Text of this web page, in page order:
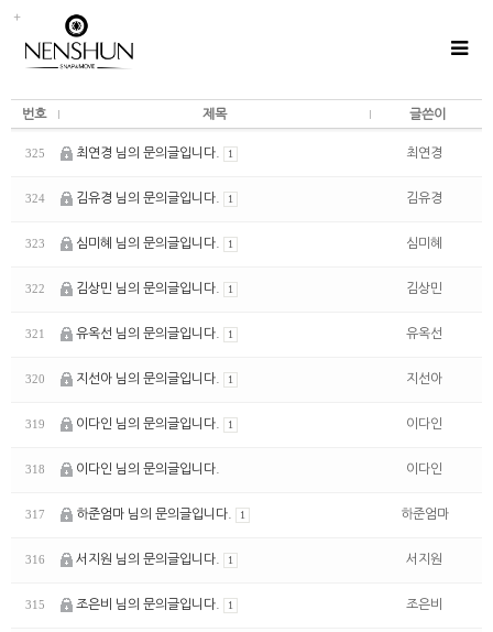
번호 제목 글쓴이
325 최연경 님의 문의글입니다. 1 최연경
324 김유경 님의 문의글입니다. 1 김유경
323 심미혜 님의 문의글입니다. 1 심미혜
322 김상민 님의 문의글입니다. 1 김상민
321 유옥선 님의 문의글입니다. 1 유옥선
320 지선아 님의 문의글입니다. 1 지선아
319 이다인 님의 문의글입니다. 1 이다인
318 이다인 님의 문의글입니다. 이다인
317 하준엄마 님의 문의글입니다. 1 하준엄마
316 서지원 님의 문의글입니다. 1 서지원
315 조은비 님의 문의글입니다. 1 조은비